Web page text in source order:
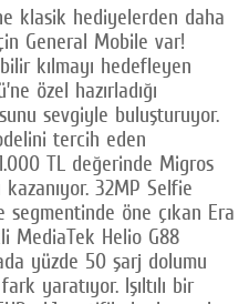
klasik hediyelerden daha
General Mobile var!
kılmayı hedefleyen
özel hazırladığı
sevgiyle buluşturuyor.
tercih eden
TL değerinde Migros
32MP Selfie
öne çıkan Era
MediaTek Helio G88
yüzde 50 şarj dolumu
yaratıyor. Işıltılı bir